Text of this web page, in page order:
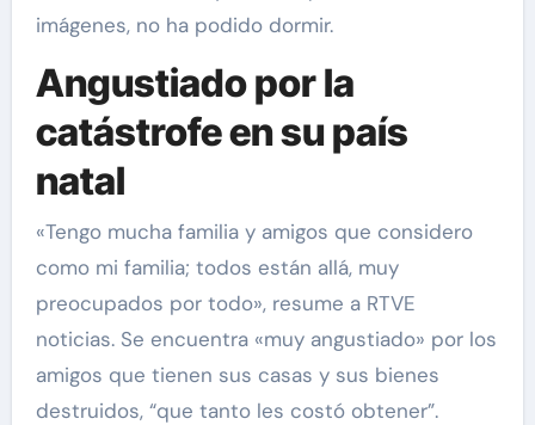
imágenes, no ha podido dormir.
Angustiado por la
catástrofe en su país
natal
«Tengo mucha familia y amigos que considero
como mi familia; todos están allá, muy
preocupados por todo», resume a RTVE
noticias. Se encuentra «muy angustiado» por los
amigos que tienen sus casas y sus bienes
destruidos, “que tanto les costó obtener”.